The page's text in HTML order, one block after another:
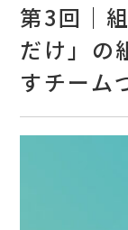
第3回｜
だけ」の
すチーム